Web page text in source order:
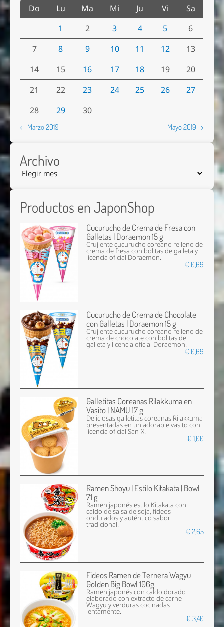
Do Lu Ma Mi Ju Vi
Sa
1
2 3 4 5
6
7
8 9 10 11 12
13
14
15 16 17 18 19
20
21
22 23 24 25 26
27
28
29 30
← Marzo 2019 Mayo 2019 →
Archivo
Productos en JaponShop
Cucurucho de Crema de Fresa con
Galletas | Doraemon 15 g
Crujiente cucurucho coreano relleno de
crema de fresa con bolitas de galleta y
licencia oficial Doraemon.
€ 0,69
Cucurucho de Crema de Chocolate
con Galletas | Doraemon 15 g
Crujiente cucurucho coreano relleno de
crema de chocolate con bolitas de
galleta y licencia oficial Doraemon.
€ 0,69
Galletitas Coreanas Rilakkuma en
Vasito | NAMU 17 g
Deliciosas galletitas coreanas Rilakkuma
presentadas en un adorable vasito con
licencia oficial San-X.
€ 1,00
Ramen Shoyu | Estilo Kitakata | Bowl
71 g
Ramen japonés estilo Kitakata con
caldo de salsa de soja, fideos
ondulados y auténtico sabor
tradicional.
€ 2,65
Fideos Ramen de Ternera Wagyu
Golden Big Bowl 106g.
Ramen japonés con caldo dorado
elaborado con extracto de carne
Wagyu y verduras cocinadas
lentamente.
€ 3,40